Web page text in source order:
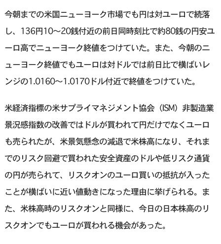
今朝までの米国ニューヨーク市場でも円は対ユーロで続落
し、136円10～20銭付近の前日同時刻比で約80銭の円安ユ
ーロ高でニューヨーク終値をつけていた。また、今朝のニ
ューヨーク終値でもユーロは対ドルでは前日比で横ばいレ
ンジの1.0160～1.0170ドル付近で終値をつけていた。
米経済指標の米サプライマネジメント協会（ISM）非製造業
景況感指数の改善ではドルが買われて円だけでなくユーロ
も売られたが、米景気懸念の減退で米株高になり、それま
でのリスク回避で買われた安全資産のドルや低リスク通貨
の円が売られて、リスクオンのユーロ買いの抵抗が入った
ことが横ばいに近い値動きになった理由に挙げられる。ま
た、米株高時のリスクオンと同様に、今日の日本株高のリ
スクオンでもユーロが買われる機会があった。